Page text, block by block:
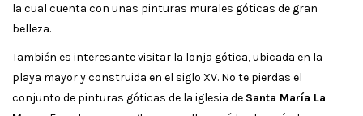
la cual cuenta con unas pinturas murales góticas de gran
belleza.
También es interesante visitar la lonja gótica, ubicada en la
playa mayor y construida en el siglo XV. No te pierdas el
conjunto de pinturas góticas de la iglesia de Santa María La